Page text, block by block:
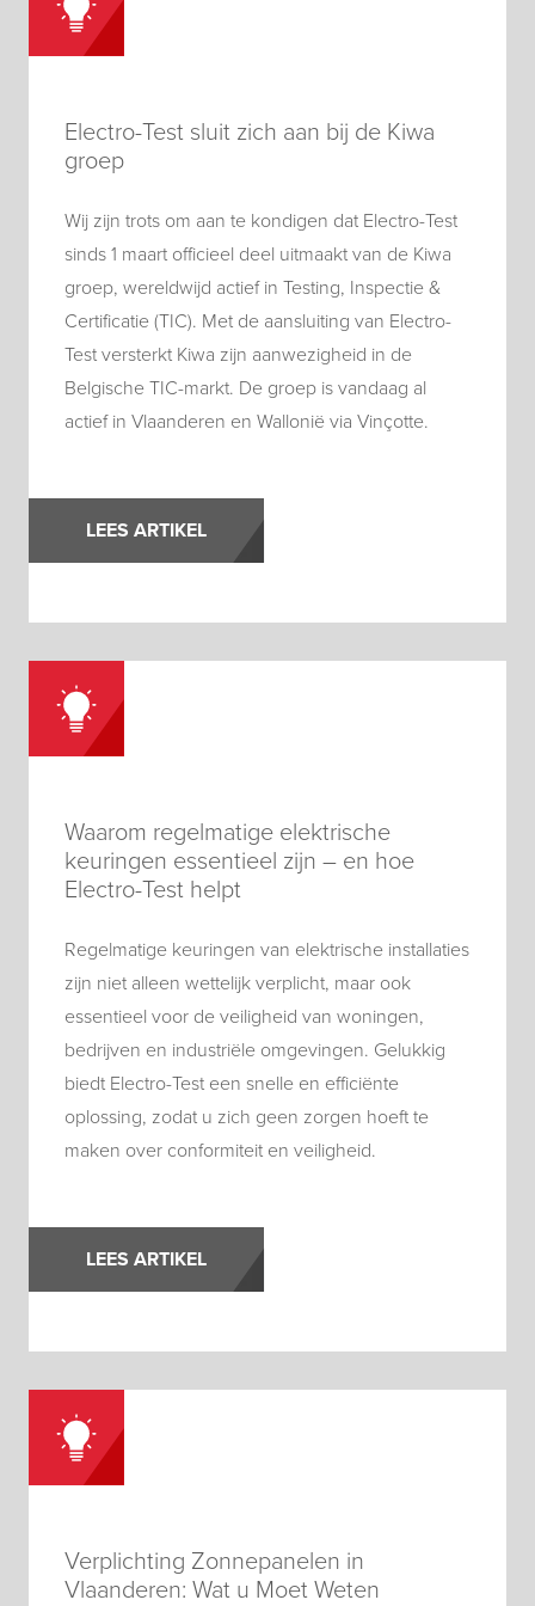
Electro-Test sluit zich aan bij de Kiwa
groep
Wij zijn trots om aan te kondigen dat Electro-Test
sinds 1 maart officieel deel uitmaakt van de Kiwa
groep, wereldwijd actief in Testing, Inspectie &
Certificatie (TIC). Met de aansluiting van Electro-
Test versterkt Kiwa zijn aanwezigheid in de
Belgische TIC-markt. De groep is vandaag al
actief in Vlaanderen en Wallonië via Vinçotte.
LEES ARTIKEL
Waarom regelmatige elektrische
keuringen essentieel zijn – en hoe
Electro-Test helpt
Regelmatige keuringen van elektrische installaties
zijn niet alleen wettelijk verplicht, maar ook
essentieel voor de veiligheid van woningen,
bedrijven en industriële omgevingen. Gelukkig
biedt Electro-Test een snelle en efficiënte
oplossing, zodat u zich geen zorgen hoeft te
maken over conformiteit en veiligheid.
LEES ARTIKEL
Verplichting Zonnepanelen in
Vlaanderen: Wat u Moet Weten